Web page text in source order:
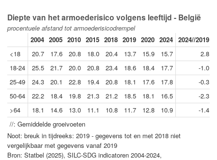
Diepte van het armoederisico volgens leeftijd - België
procentuele afstand tot armoederisicodrempel
2004 2005 2010 2015 2018 2019 2020 2024 2024//2019
<18
20.7 17.6 20.8 18.0 20.4 13.7 15.9 15.7
2.8
18-24
25.5 21.7 20.0 20.8 23.4 18.6 18.4 17.7
-1.0
25-49
24.3 20.1 22.8 19.4 20.8 18.1 17.6 17.8
-0.3
50-64
22.2 18.4 19.8 21.3 21.2 18.5 18.1 16.5
-2.3
>64
18.1 14.6 13.0 11.1 10.8 11.7 12.8 10.9
-1.4
//: Gemiddelde groeivoeten
Noot: breuk in tijdreeks: 2019 - gegevens tot en met 2018 niet
vergelijkbaar met gegevens vanaf 2019
Bron: Statbel (2025), SILC-SDG indicatoren 2004-2024,